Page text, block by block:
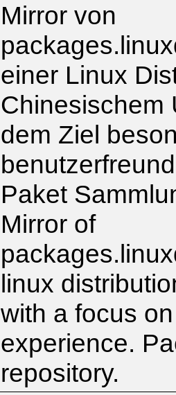
Mirror von
einer Linux
Chinesischem
dem Ziel
Paket
Mirror of
linux
with a focus
experience.
repository.